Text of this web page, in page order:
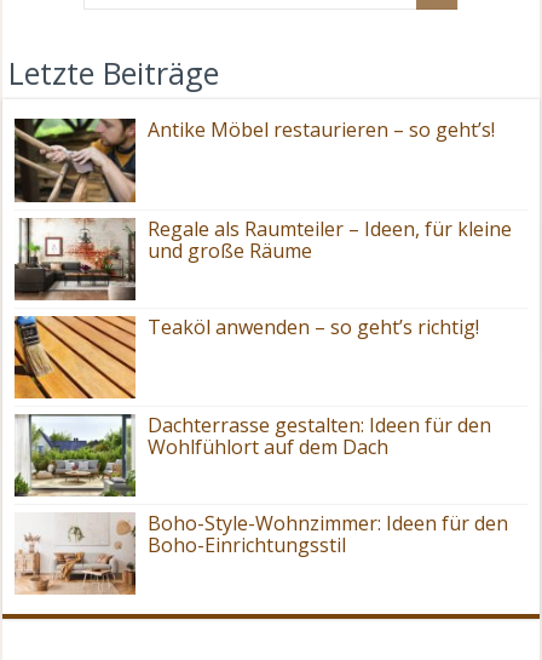
Letzte Beiträge
Antike Möbel restaurieren – so geht’s!
Regale als Raumteiler – Ideen, für kleine
und große Räume
Teaköl anwenden – so geht’s richtig!
Dachterrasse gestalten: Ideen für den
Wohlfühlort auf dem Dach
Boho-Style-Wohnzimmer: Ideen für den
Boho-Einrichtungsstil